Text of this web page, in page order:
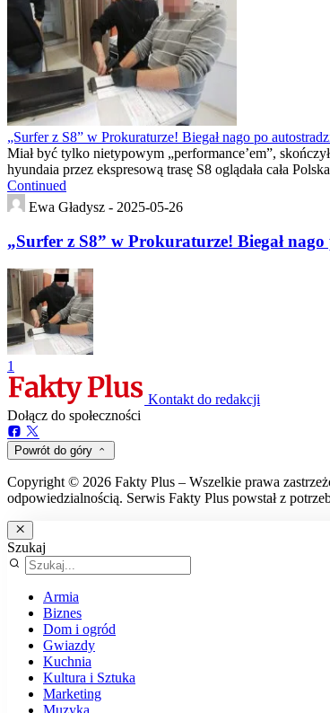
„Surfer z S8” w Prokuraturze! Biegał nago po
Miał być tylko nietypowym „performance’em”,
hyundaia przez ekspresową trasę S8 oglądała cała
Continued
Ewa Gładysz - 2025-05-26
„Surfer z S8” w Prokuraturze! Biegał
1
Kontakt do redakcji
Dołącz do społeczności
Powrót do góry
Copyright © 2026 Fakty Plus – Wszelkie prawa
odpowiedzialnością. Serwis Fakty Plus powstał z
Szukaj
Armia
Biznes
Dom i ogród
Gwiazdy
Kuchnia
Kultura i Sztuka
Marketing